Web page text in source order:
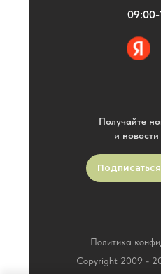
Политика
Copyright 2009 -
Получайте
и
09:00-